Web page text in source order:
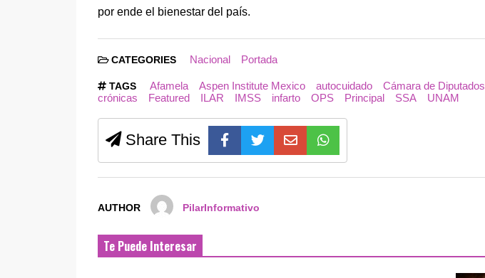
por ende el bienestar del país.
CATEGORIES Nacional Portada
TAGS Afamela Aspen Institute Mexico autocuidado Cámara de Diputados
crónicas
Featured ILAR IMSS infarto OPS Principal SSA UNAM
Share This
AUTHOR PilarInformativo
Te Puede Interesar